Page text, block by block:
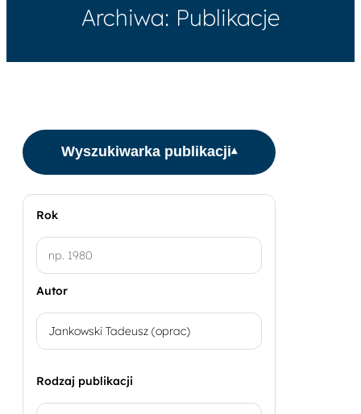
Archiwa: Publikacje
Wyszukiwarka publikacji▾
Rok
Autor
Rodzaj publikacji